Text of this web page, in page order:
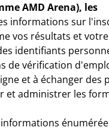
AMD Arena), les
informations sur
vos résultats et votre
identifiants
de vérification
et à échanger des
et administrer les